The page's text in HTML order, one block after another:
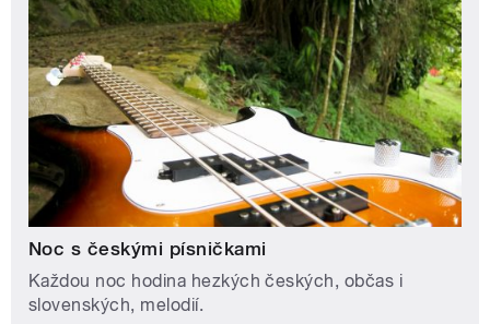
Noc s českými písničkami
Každou noc hodina hezkých českých, občas i
slovenských, melodií.